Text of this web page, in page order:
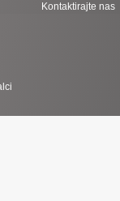
Kontaktirajte nas